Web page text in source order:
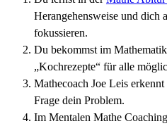
Herangehensweise und dich
fokussieren.
Du bekommst im
„Kochrezepte“ für alle
Mathecoach Joe Leis
Frage dein Problem.
Im Mentalen Mathe